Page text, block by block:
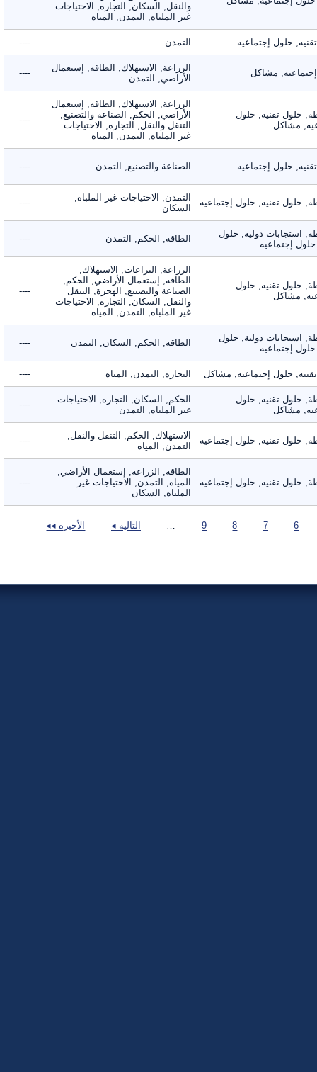
والنقل, السكان, التجاره, الاحتياجات
غير الملباه, التمدن, المياه
حلول إجتماعيه التمدن ----
مشاكل
الزراعة, الاستهلاك, الطاقه, إستعمال
الأراضي, التمدن
----
حلول تقنيه, حلول
مشاكل
الزراعة, الاستهلاك, الطاقه, إستعمال
الأراضي, الحكم, الصناعة والتصنيع,
التنقل والنقل, التجاره, الاحتياجات
غير الملباه, التمدن, المياه
----
حلول إجتماعيه الصناعة والتصنيع, التمدن ----
حلول تقنيه, حلول إجتماعيه
التمدن, الاحتياجات غير الملباه,
السكان
----
استجابات دولية, حلول
إجتماعيه
الطاقه, الحكم, التمدن ----
حلول تقنيه, حلول
مشاكل
الزراعة, النزاعات, الاستهلاك,
الطاقه, إستعمال الأراضي, الحكم,
الصناعة والتصنيع, الهجرة, التنقل
والنقل, السكان, التجاره, الاحتياجات
غير الملباه, التمدن, المياه
----
استجابات دولية, حلول
إجتماعيه
الطاقه, الحكم, السكان, التمدن ----
حلول إجتماعيه, مشاكل التجاره, التمدن, المياه ----
حلول تقنيه, حلول
مشاكل
الحكم, السكان, التجاره, الاحتياجات
غير الملباه, التمدن
----
حلول تقنيه, حلول إجتماعيه
الاستهلاك, الحكم, التنقل والنقل,
التمدن, المياه
----
حلول تقنيه, حلول إجتماعيه
الطاقه, الزراعة, إستعمال الأراضي,
المياه, التمدن, الاحتياجات غير
الملباه, السكان
----
التالية ◂ الأخيرة ◂◂